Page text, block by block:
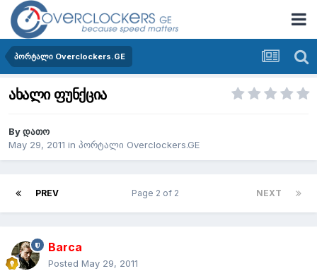
პორტალი Overclockers.GE
ახალი ფუნქცია
Byდათო
May 29, 2011 in პორტალი Overclockers.GE
PREV NEXT
Page 2 of 2
Barca
Posted May 29, 2011